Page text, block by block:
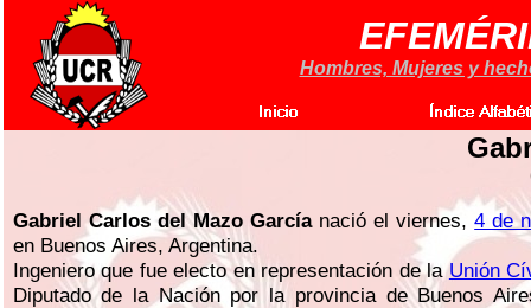
Hombres, Mujeres y
Gabriel Carlos del Mazo Garcíanació el viernes,4 de
en Buenos Aires, Argentina.
Ingeniero que fue electo en representación de laUnión
Diputado de la Nación por la provincia de Buenos